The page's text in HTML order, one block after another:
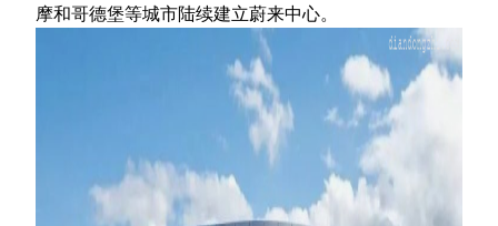
摩和哥德堡等城市陆续建立蔚来中心。